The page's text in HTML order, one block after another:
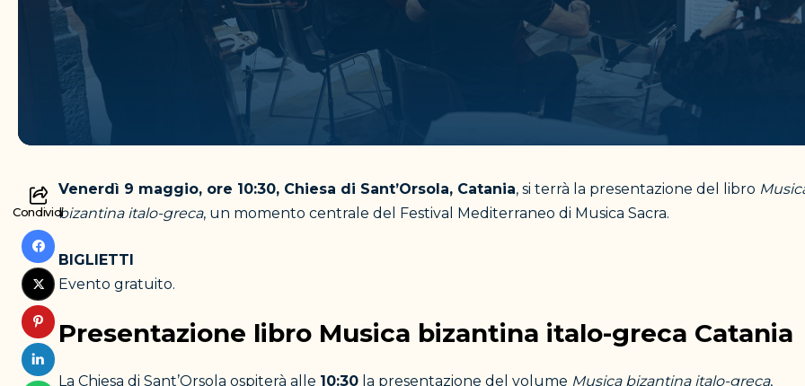
Condividi
Venerdì 9 maggio, ore 10:30, Chiesa di Sant’Orsola, Catania, si terrà la presentazione del libro
bizantina italo-greca, un momento centrale del Festival Mediterraneo di Musica Sacra.
BIGLIETTI
Evento gratuito.
Presentazione libro Musica bizantina italo-greca Catania
La Chiesa di Sant’Orsola ospiterà alle 10:30 la presentazione del volume Musica bizantina italo-greca,